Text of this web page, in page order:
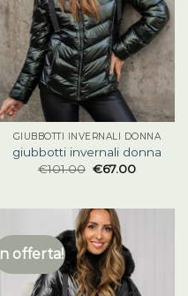
GIUBBOTTI INVERNALI DONNA
giubbotti invernali donna
€101.00 €67.00
In offerta!